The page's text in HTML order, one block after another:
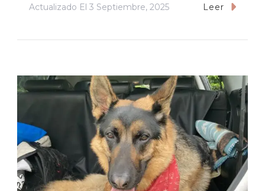
Actualizado El 3 Septiembre, 2025 Leer